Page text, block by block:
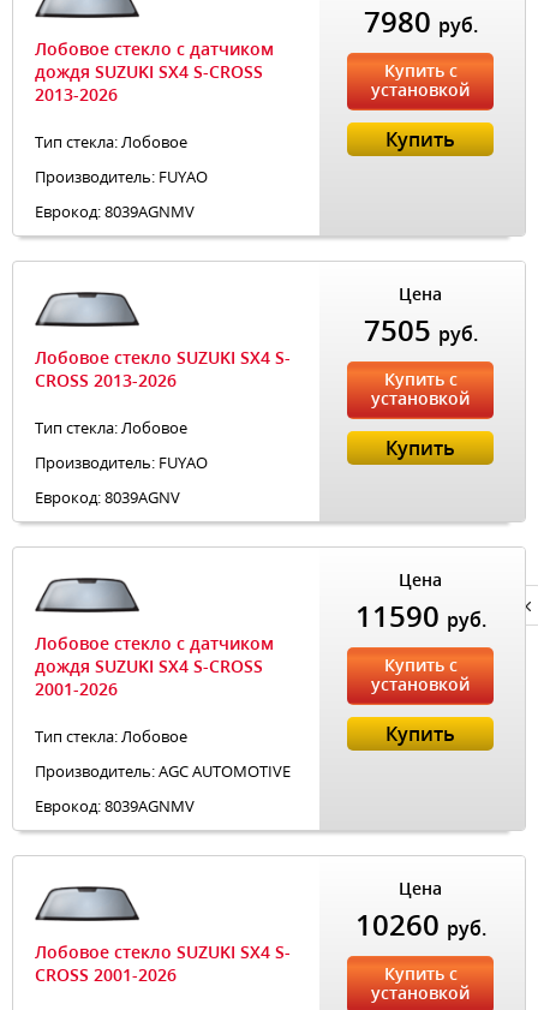
Лобовое стекло с датчиком
дождя SUZUKI SX4 S-CROSS
2013-2026
Тип стекла: Лобовое
Производитель: FUYAO
Еврокод: 8039AGNMV
7980 руб.
Купить с
установкой
Купить
Лобовое стекло SUZUKI SX4 S-
CROSS 2013-2026
Тип стекла: Лобовое
Производитель: FUYAO
Еврокод: 8039AGNV
Цена
7505 руб.
Купить с
установкой
Купить
Лобовое стекло с датчиком
дождя SUZUKI SX4 S-CROSS
2001-2026
Тип стекла: Лобовое
Производитель: AGC AUTOMOTIVE
Еврокод: 8039AGNMV
Цена
11590 руб.
Купить с
установкой
Купить
Лобовое стекло SUZUKI SX4 S-
CROSS 2001-2026
Цена
10260 руб.
Купить с
установкой
Privacy notice